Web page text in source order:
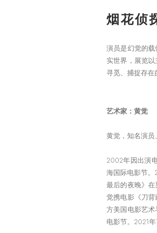
烟花侦
演员是幻觉的
实世界，展览
寻觅、捕捉存在
艺术家：黄觉
黄觉，知名演员
2002年因出演
海国际电影节
最后的夜晚》
觉携电影《刀
方美国电影艺
电影节。2021